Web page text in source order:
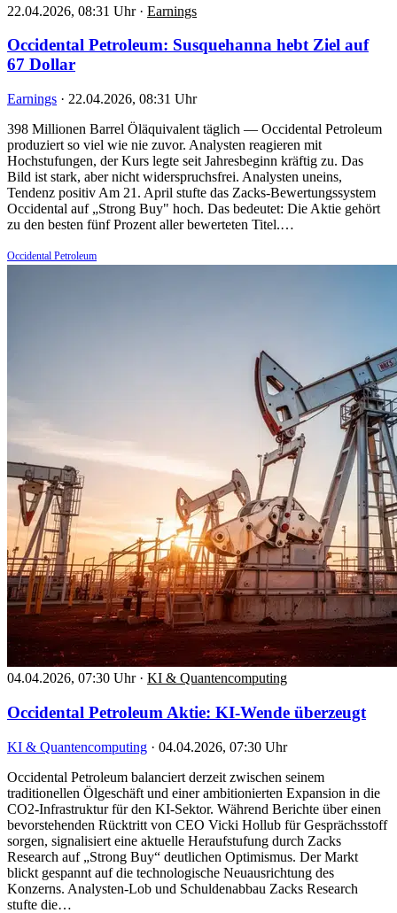
22.04.2026, 08:31 Uhr · Earnings
Occidental Petroleum: Susquehanna hebt Ziel auf
67 Dollar
Earnings · 22.04.2026, 08:31 Uhr
398 Millionen Barrel Öläquivalent täglich — Occidental Petroleum
produziert so viel wie nie zuvor. Analysten reagieren mit
Hochstufungen, der Kurs legte seit Jahresbeginn kräftig zu. Das
Bild ist stark, aber nicht widerspruchsfrei. Analysten uneins,
Tendenz positiv Am 21. April stufte das Zacks-Bewertungssystem
Occidental auf „Strong Buy" hoch. Das bedeutet: Die Aktie gehört
zu den besten fünf Prozent aller bewerteten Titel.…
Occidental Petroleum
04.04.2026, 07:30 Uhr · KI & Quantencomputing
Occidental Petroleum Aktie: KI-Wende überzeugt
KI & Quantencomputing · 04.04.2026, 07:30 Uhr
Occidental Petroleum balanciert derzeit zwischen seinem
traditionellen Ölgeschäft und einer ambitionierten Expansion in die
CO2-Infrastruktur für den KI-Sektor. Während Berichte über einen
bevorstehenden Rücktritt von CEO Vicki Hollub für Gesprächsstoff
sorgen, signalisiert eine aktuelle Heraufstufung durch Zacks
Research auf „Strong Buy“ deutlichen Optimismus. Der Markt
blickt gespannt auf die technologische Neuausrichtung des
Konzerns. Analysten-Lob und Schuldenabbau Zacks Research
stufte die…